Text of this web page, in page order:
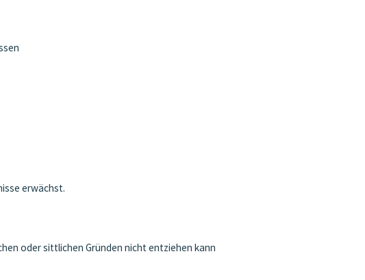
erwächst.
oder sittlichen Gründen nicht entziehen kann